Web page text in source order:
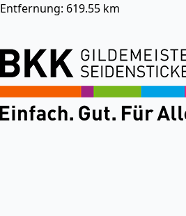
Entfernung: 619.55 km